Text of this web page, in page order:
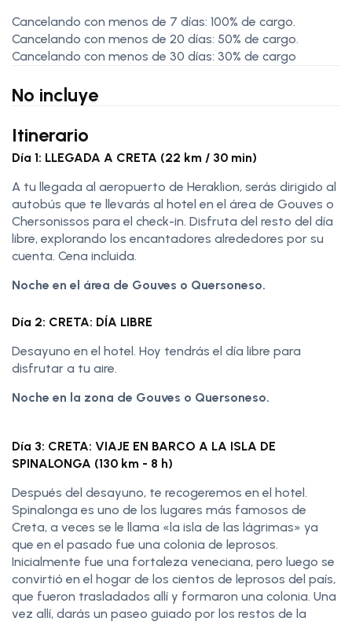
Cancelando con menos de 7 días: 100% de cargo.
Cancelando con menos de 20 días: 50% de cargo.
Cancelando con menos de 30 días: 30% de cargo
No incluye
Itinerario
Día 1: LLEGADA A CRETA (22 km / 30 min)
A tu llegada al aeropuerto de Heraklion, serás dirigido al
autobús que te llevarás al hotel en el área de Gouves o
Chersonissos para el check-in. Disfruta del resto del día
libre, explorando los encantadores alrededores por su
cuenta. Cena incluida.
Noche en el área de Gouves o Quersoneso.
Día 2: CRETA: DÍA LIBRE
Desayuno en el hotel. Hoy tendrás el día libre para
disfrutar a tu aire.
Noche en la zona de Gouves o Quersoneso.
Día 3: CRETA: VIAJE EN BARCO A LA ISLA DE
SPINALONGA (130 km - 8 h)
Después del desayuno, te recogeremos en el hotel.
Spinalonga es uno de los lugares más famosos de
Creta, a veces se le llama «la isla de las lágrimas» ya
que en el pasado fue una colonia de leprosos.
Inicialmente fue una fortaleza veneciana, pero luego se
convirtió en el hogar de los cientos de leprosos del país,
que fueron trasladados allí y formaron una colonia. Una
vez allí, darás un paseo guiado por los restos de la